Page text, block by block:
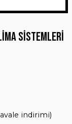
Sistemleri
indirimi)